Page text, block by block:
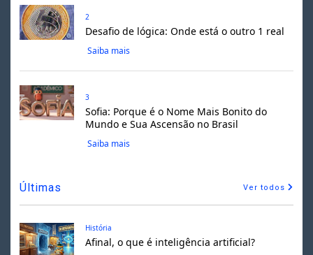
2
Desafio de lógica: Onde está o outro 1 real
Saiba mais
3
Sofia: Porque é o Nome Mais Bonito do
Mundo e Sua Ascensão no Brasil
Saiba mais
Últimas Ver todos
História
Afinal, o que é inteligência artificial?